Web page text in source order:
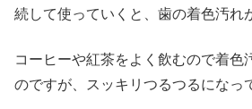
続して使っていくと、歯の着色汚れ
コーヒーや紅茶をよく飲むので着色
のですが、スッキリつるつるになっ